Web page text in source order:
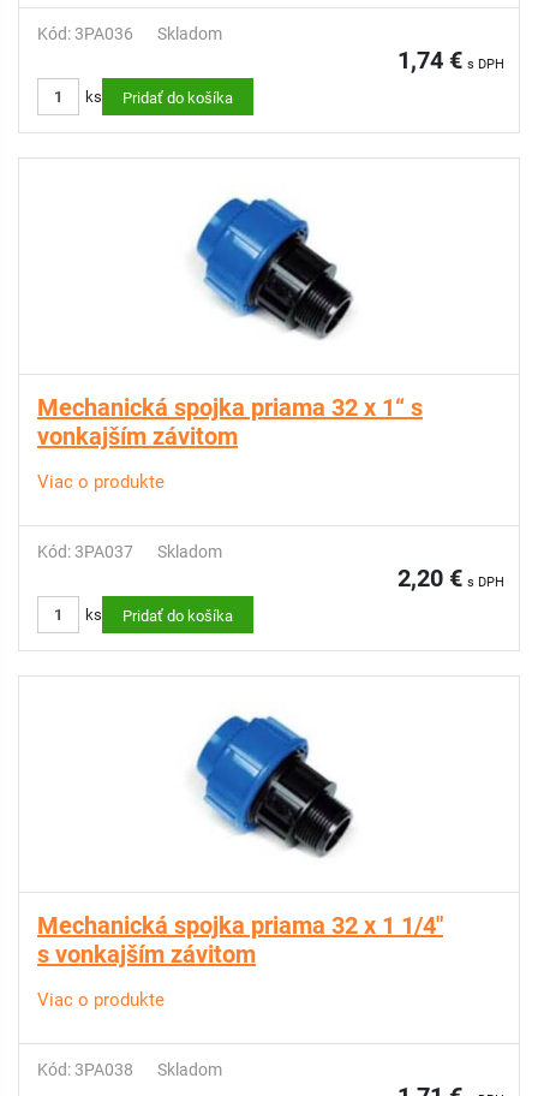
Kód: 3PA036 Skladom
1,74 € s DPH
ks Pridať do košíka
Mechanická spojka priama 32 x 1“ s
vonkajším závitom
Viac o produkte
Kód: 3PA037 Skladom
2,20 € s DPH
ks Pridať do košíka
Mechanická spojka priama 32 x 1 1/4"
s vonkajším závitom
Viac o produkte
Kód: 3PA038 Skladom